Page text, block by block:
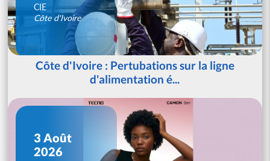
CIE
Côte d'Ivoire
Côte d'Ivoire : Pertubations sur la ligne
d'alimentation é...
3 Août
2026